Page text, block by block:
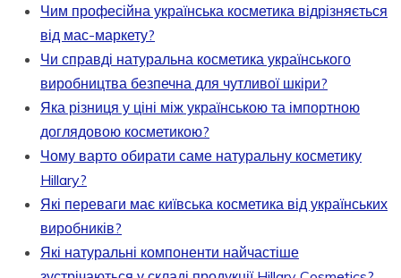
Чим професійна українська косметика відрізняється
від мас-маркету?
Чи справді натуральна косметика українського
виробництва безпечна для чутливої шкіри?
Яка різниця у ціні між українською та імпортною
доглядовою косметикою?
Чому варто обирати саме натуральну косметику
Hillary?
Які переваги має київська косметика від українських
виробників?
Які натуральні компоненти найчастіше